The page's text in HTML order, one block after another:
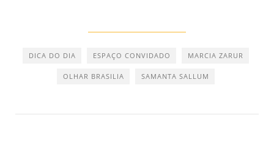
DICA DO DIA ESPAÇO CONVIDADO MARCIA ZARUR
OLHAR BRASILIA SAMANTA SALLUM